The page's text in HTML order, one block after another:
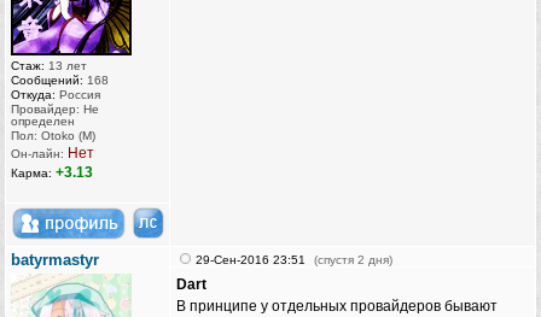
Стаж: 13 лет
Сообщений: 168
Откуда: Россия
Провайдер: Не
определен
Пол: Otoko (M)
Он-лайн: Нет
Карма: +3.13
batyrmastyr 29-Сен-2016 23:51 (спустя 2 дня)
Dart
В принципе у отдельных провайдеров бывают